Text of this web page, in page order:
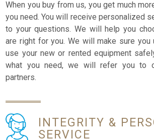
When you buy from us, you get much
you need. You will receive personalized
to your questions. We will help you
are right for you. We will make sure you
use your new or rented equipment
what you need, we will refer you to
partners.
INTEGRITY &
SERVICE